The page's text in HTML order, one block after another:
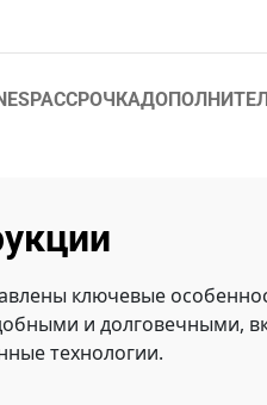
РАССРОЧКА
ключевые
и долговечными,
технологии.